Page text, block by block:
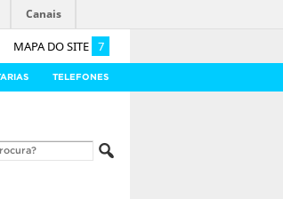
MAPA DO SITE 7
Canais
TELEFONES